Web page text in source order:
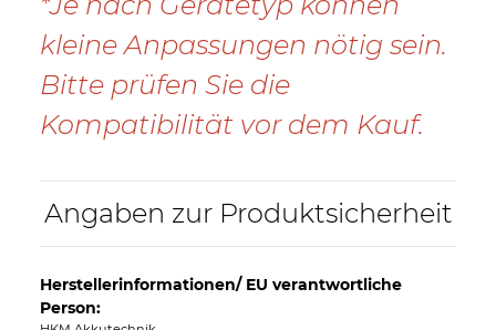
kleine Anpassungen nötig sein.
Bitte prüfen Sie die
Kompatibilität vor dem Kauf.
Angaben zur Produktsicherheit
Herstellerinformationen/ EU verantwortliche
Person: